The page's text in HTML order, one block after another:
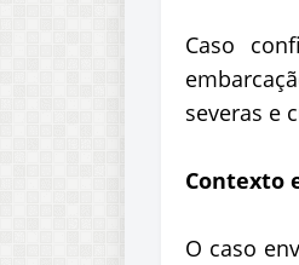
Caso
severas e
Contexto
O caso